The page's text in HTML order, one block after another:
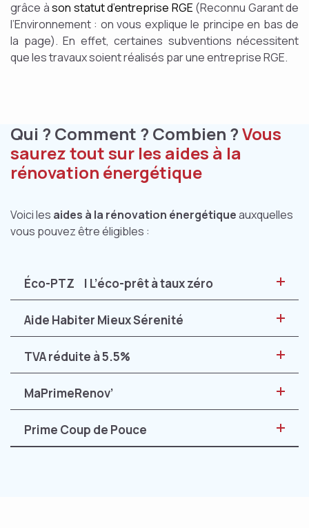
grâce àson statut d’entreprise RGE (Reconnu Garant de
l’Environnement : on vous explique le principe en bas de
la page). En effet, certaines subventions nécessitent
que les travaux soient réalisés par une entreprise RGE.
Qui ? Comment ? Combien ?Vous
saurez tout sur les aides à la
rénovation énergétique
Voici les aides à la rénovation énergétiqueauxquelles
vous pouvez être éligibles :
Éco-PTZ | L’éco-prêt à taux zéro
Aide Habiter Mieux Sérenité
TVA réduite à 5.5%
MaPrimeRenov’
Prime Coup de Pouce